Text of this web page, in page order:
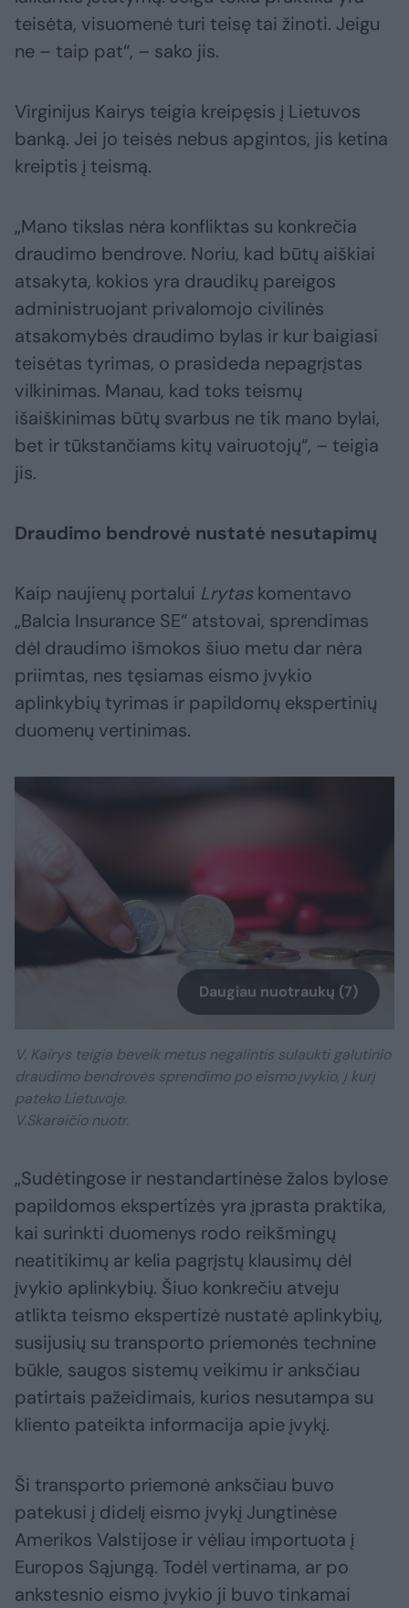
teisėta, visuomenė turi teisę tai žinoti. Jeigu
ne – taip pat“, – sako jis.
Virginijus Kairys teigia kreipęsis į Lietuvos
banką. Jei jo teisės nebus apgintos, jis ketina
kreiptis į teismą.
„Mano tikslas nėra konfliktas su konkrečia
draudimo bendrove. Noriu, kad būtų aiškiai
atsakyta, kokios yra draudikų pareigos
administruojant privalomojo civilinės
atsakomybės draudimo bylas ir kur baigiasi
teisėtas tyrimas, o prasideda nepagrįstas
vilkinimas. Manau, kad toks teismų
išaiškinimas būtų svarbus ne tik mano bylai,
bet ir tūkstančiams kitų vairuotojų“, – teigia
jis.
Draudimo bendrovė nustatė nesutapimų
Kaip naujienų portalui Lrytaskomentavo
„Balcia Insurance SE“ atstovai, sprendimas
dėl draudimo išmokos šiuo metu dar nėra
priimtas, nes tęsiamas eismo įvykio
aplinkybių tyrimas ir papildomų ekspertinių
duomenų vertinimas.
Daugiau nuotraukų (7)
V. Kairys teigia beveik metus negalintis sulaukti galutinio
draudimo bendrovės sprendimo po eismo įvykio, į kurį
pateko Lietuvoje.
V.Skaraičio nuotr.
„Sudėtingose ir nestandartinėse žalos bylose
papildomos ekspertizės yra įprasta praktika,
kai surinkti duomenys rodo reikšmingų
neatitikimų ar kelia pagrįstų klausimų dėl
įvykio aplinkybių. Šiuo konkrečiu atveju
atlikta teismo ekspertizė nustatė aplinkybių,
susijusių su transporto priemonės technine
būkle, saugos sistemų veikimu ir anksčiau
patirtais pažeidimais, kurios nesutampa su
kliento pateikta informacija apie įvykį.
Ši transporto priemonė anksčiau buvo
patekusi į didelį eismo įvykį Jungtinėse
Amerikos Valstijose ir vėliau importuota į
Europos Sąjungą. Todėl vertinama, ar po
ankstesnio eismo įvykio ji buvo tinkamai